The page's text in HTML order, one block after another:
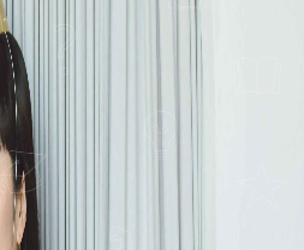
HET
JE
ALS